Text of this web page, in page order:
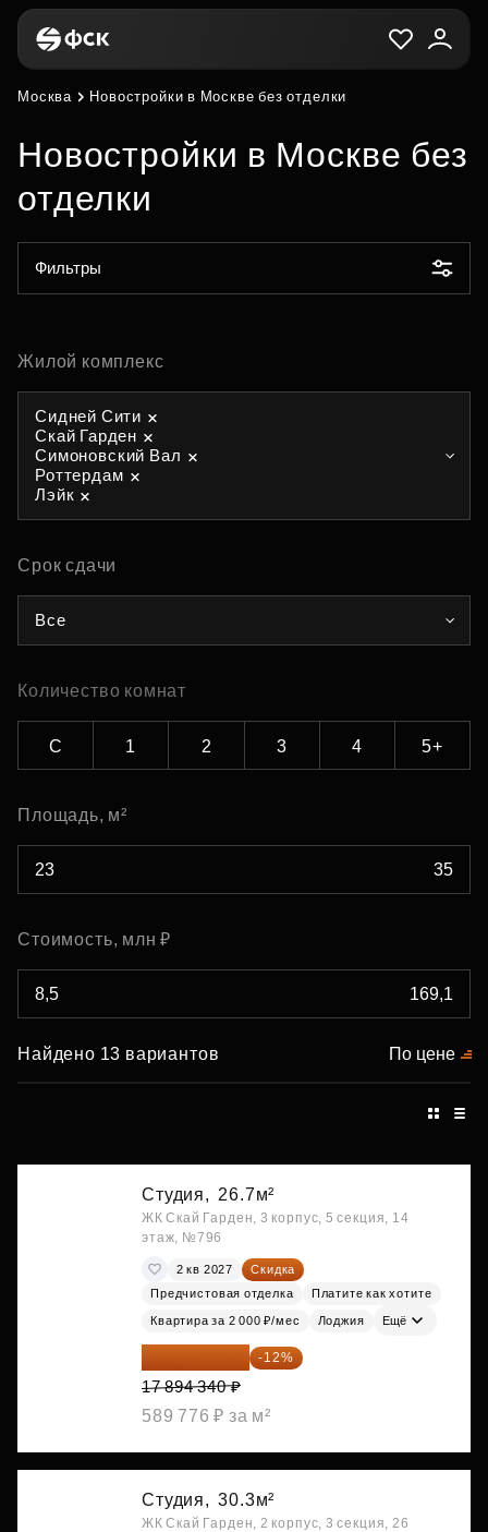
Москва Новостройки в Москве без отделки
Новостройки в Москве без
отделки
Фильтры
Жилой комплекс
Сидней Сити
Скай Гарден
Симоновский Вал
Роттердам
Лэйк
Срок сдачи
Все
Количество комнат
С 1 2 3 4 5+
Площадь, м²
Стоимость, млн ₽
Найдено 13 вариантов По цене
Студия, 26.7м²
ЖК Скай Гарден, 3 корпус, 5 секция, 14
этаж, №796
2 кв 2027
Скидка
Предчистовая отделка
Платите как хотите
Квартира за 2 000 ₽/мес Лоджия Ещё
15 747 019 ₽ -12%
17 894 340 ₽
589 776 ₽ за м²
Студия, 30.3м²
ЖК Скай Гарден, 2 корпус, 3 секция, 26